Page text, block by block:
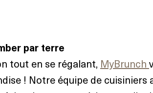
par terre
tout en se régalant, MyBrunch
! Notre équipe de cuisiniers